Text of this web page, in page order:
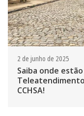
2 de junho de 2025
Saiba onde estão
Teleatendimento
CCHSA!